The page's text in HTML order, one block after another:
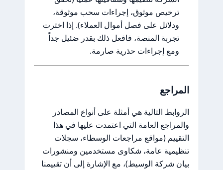
ترخيص موثوق، إجراءات سحب موثوقة،
ودلائل على فصل أموال العملاء). إذا اخترت
تجربة المنصة، فافعل ذلك بقدر ضئيل جداً
ومع إجراءات حذرية صارمة.
المراجع
الروابط التالية هي أمثلة على أنواع المصادر
والمراجع العامة التي اعتمدت عليها في هذا
التقييم (مواقع مراجعات الوسطاء، سجلات
تنظيمية عامة، شكاوى مستخدمين ومنشورات
بيان شركة الوسيط)، مع الإشارة إلى أن تقييمنا